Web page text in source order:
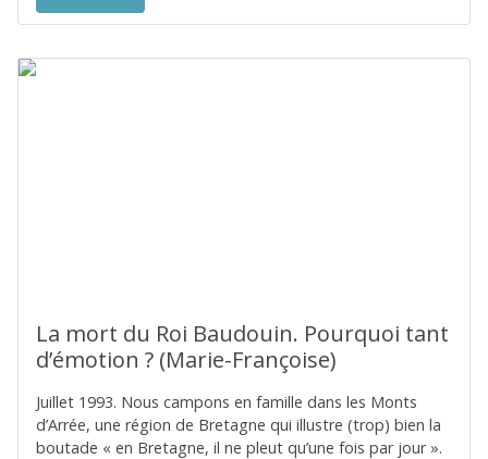
La mort du Roi Baudouin. Pourquoi tant
d’émotion ? (Marie-Françoise)
Juillet 1993. Nous campons en famille dans les Monts
d’Arrée, une région de Bretagne qui illustre (trop) bien la
boutade « en Bretagne, il ne pleut qu’une fois par jour ».